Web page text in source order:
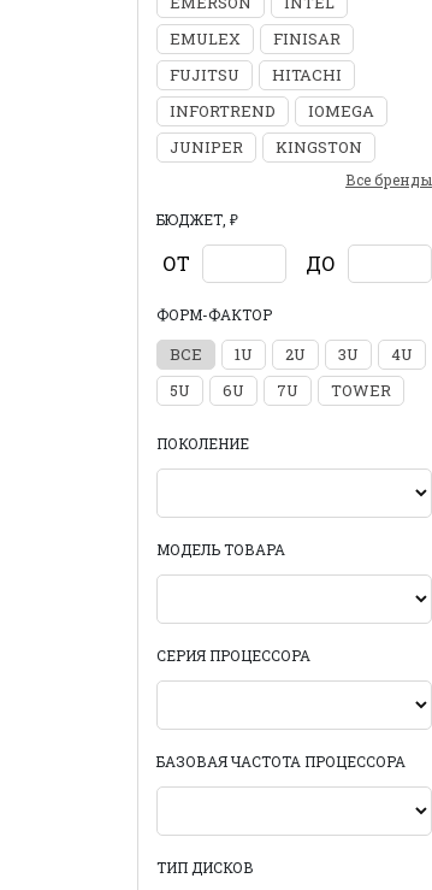
EMULEX
FINISAR
FUJITSU
HITACHI
INFORTREND
IOMEGA
JUNIPER
KINGSTON
Все бренды
БЮДЖЕТ, ₽
ОТ ДО
ФОРМ-ФАКТОР
ВСЕ 1U 2U 3U
4U
5U
6U 7U TOWER
ПОКОЛЕНИЕ
МОДЕЛЬ ТОВАРА
СЕРИЯ ПРОЦЕССОРА
БАЗОВАЯ ЧАСТОТА ПРОЦЕССОРА
ТИП ДИСКОВ